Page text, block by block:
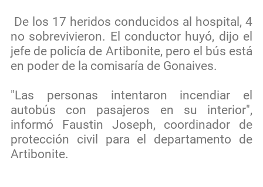
De los 17 heridos conducidos al hospital, 4
no sobrevivieron. El conductor huyó, dijo el
jefe de policía de Artibonite, pero el bús está
en poder de la comisaría de Gonaives.
"Las personas intentaron incendiar el
autobús con pasajeros en su interior",
informó Faustin Joseph, coordinador de
protección civil para el departamento de
Artibonite.